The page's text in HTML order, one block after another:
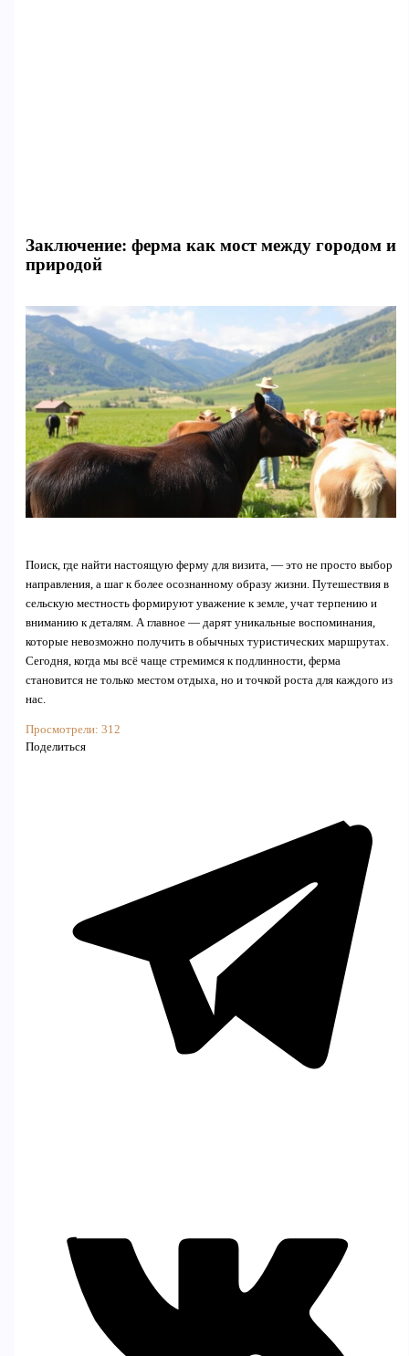
Заключение: ферма как мост между городом и
природой
Поиск, где найти настоящую ферму для визита, — это не просто выбор
направления, а шаг к более осознанному образу жизни. Путешествия в
сельскую местность формируют уважение к земле, учат терпению и
вниманию к деталям. А главное — дарят уникальные воспоминания,
которые невозможно получить в обычных туристических маршрутах.
Сегодня, когда мы всё чаще стремимся к подлинности, ферма
становится не только местом отдыха, но и точкой роста для каждого из
нас.
Просмотрели: 312
Поделиться